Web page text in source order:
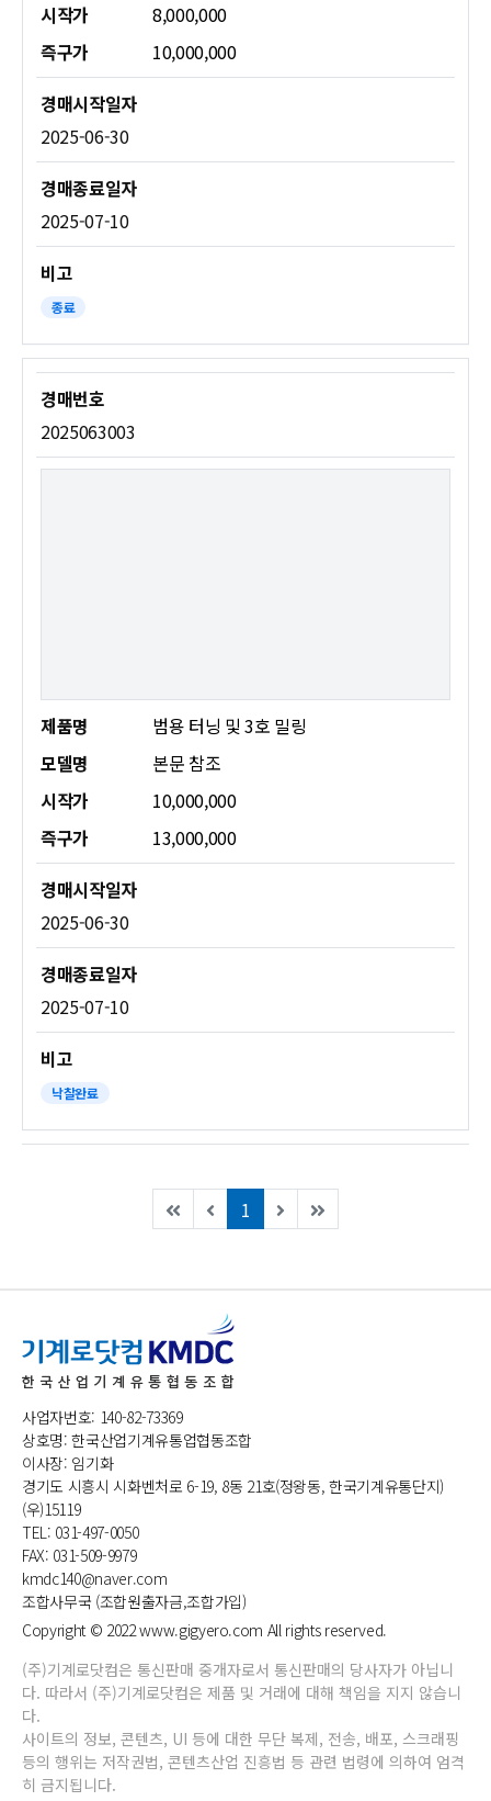
시작가
8,000,000
즉구가
10,000,000
2025-06-30
2025-07-10
종료
2025063003
제품명
범용 터닝 및 3호 밀링
모델명
본문 참조
시작가
10,000,000
즉구가
13,000,000
2025-06-30
2025-07-10
낙찰완료
1 (current)
사업자번호: 140-82-73369
상호명: 한국산업기계유통업협동조합
이사장: 임기화
경기도 시흥시 시화벤처로 6-19, 8동 21호(정왕동, 한국기계유통단지)
(우)15119
TEL: 031-497-0050
FAX: 031-509-9979
kmdc140@naver.com
조합사무국 (조합원출자금,조합가입)
Copyright © 2022 www.gigyero.com All rights reserved.
(주)기계로닷컴은 통신판매 중개자로서 통신판매의 당사자가 아닙니
다. 따라서 (주)기계로닷컴은 제품 및 거래에 대해 책임을 지지 않습니
다.
사이트의 정보, 콘텐츠, UI 등에 대한 무단 복제, 전송, 배포, 스크래핑
등의 행위는 저작권법, 콘텐츠산업 진흥법 등 관련 법령에 의하여 엄격
히 금지됩니다.